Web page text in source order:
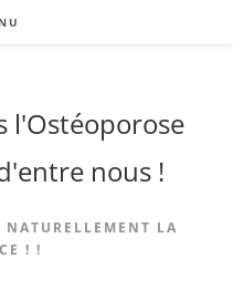
l'Ostéoporose
nous !
LA
! !